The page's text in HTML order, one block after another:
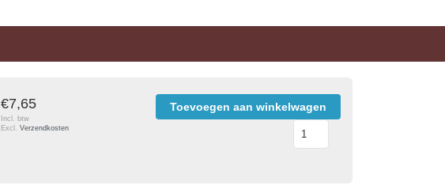
€7,65
Incl. btw
Excl. Verzendkosten
Toevoegen aan winkelwagen